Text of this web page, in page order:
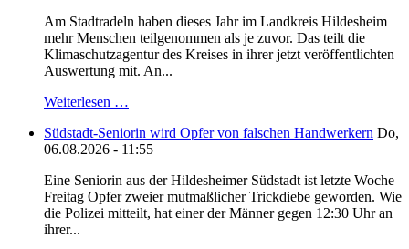
Am Stadtradeln haben dieses Jahr im Landkreis Hildesheim
mehr Menschen teilgenommen als je zuvor. Das teilt die
Klimaschutzagentur des Kreises in ihrer jetzt veröffentlichten
Auswertung mit. An...
Weiterlesen …
Südstadt-Seniorin wird Opfer von falschen Handwerkern Do,
06.08.2026 - 11:55
Eine Seniorin aus der Hildesheimer Südstadt ist letzte Woche
Freitag Opfer zweier mutmaßlicher Trickdiebe geworden. Wie
die Polizei mitteilt, hat einer der Männer gegen 12:30 Uhr an
ihrer...